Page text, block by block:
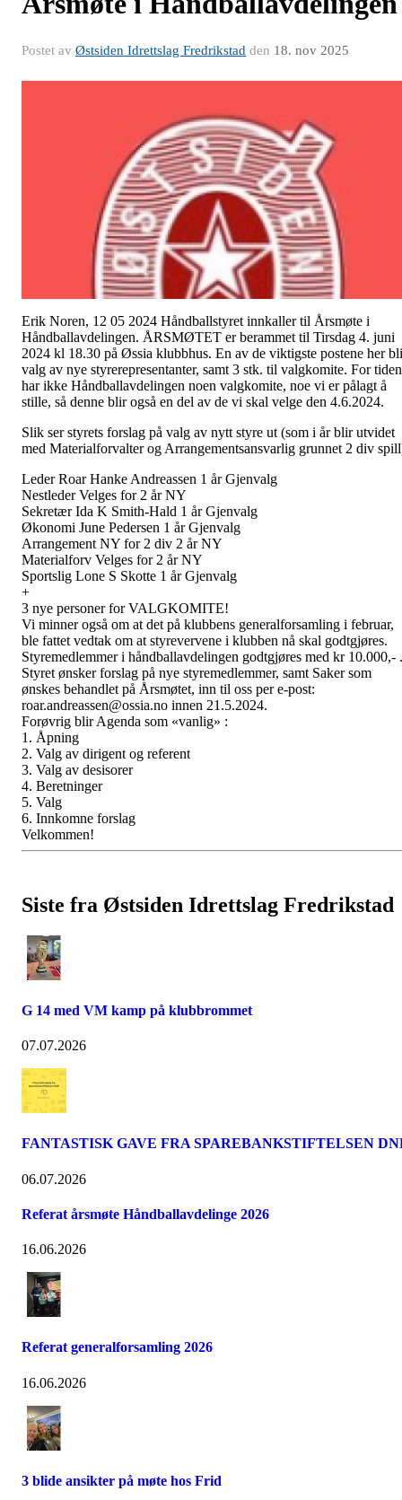
Postet av Østsiden Idrettslag Fredrikstad den 18. nov 2025
Erik Noren, 12 05 2024 Håndballstyret innkaller til Årsmøte i
Håndballavdelingen. ÅRSMØTET er berammet til Tirsdag 4. juni
2024 kl 18.30 på Øssia klubbhus. En av de viktigste postene her
valg av nye styrerepresentanter, samt 3 stk. til valgkomite. For tiden
har ikke Håndballavdelingen noen valgkomite, noe vi er pålagt å
stille, så denne blir også en del av de vi skal velge den 4.6.2024.
Slik ser styrets forslag på valg av nytt styre ut (som i år blir utvidet
med Materialforvalter og Arrangementsansvarlig grunnet 2 div
Leder Roar Hanke Andreassen 1 år Gjenvalg
Nestleder Velges for 2 år NY
Sekretær Ida K Smith-Hald 1 år Gjenvalg
Økonomi June Pedersen 1 år Gjenvalg
Arrangement NY for 2 div 2 år NY
Materialforv Velges for 2 år NY
Sportslig Lone S Skotte 1 år Gjenvalg
+
3 nye personer for VALGKOMITE!
Vi minner også om at det på klubbens generalforsamling i februar,
ble fattet vedtak om at styrevervene i klubben nå skal godtgjøres.
Styremedlemmer i håndballavdelingen godtgjøres med kr 10.000,- .
Styret ønsker forslag på nye styremedlemmer, samt Saker som
ønskes behandlet på Årsmøtet, inn til oss per e-post:
roar.andreassen@ossia.no innen 21.5.2024.
Forøvrig blir Agenda som «vanlig» :
1. Åpning
2. Valg av dirigent og referent
3. Valg av desisorer
4. Beretninger
5. Valg
6. Innkomne forslag
Velkommen!
Siste fra Østsiden Idrettslag Fredrikstad
G 14 med VM kamp på klubbrommet
07.07.2026
FANTASTISK GAVE FRA SPAREBANKSTIFTELSEN
06.07.2026
Referat årsmøte Håndballavdelinge 2026
16.06.2026
Referat generalforsamling 2026
16.06.2026
3 blide ansikter på møte hos Frid